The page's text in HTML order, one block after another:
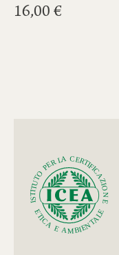
16,00€